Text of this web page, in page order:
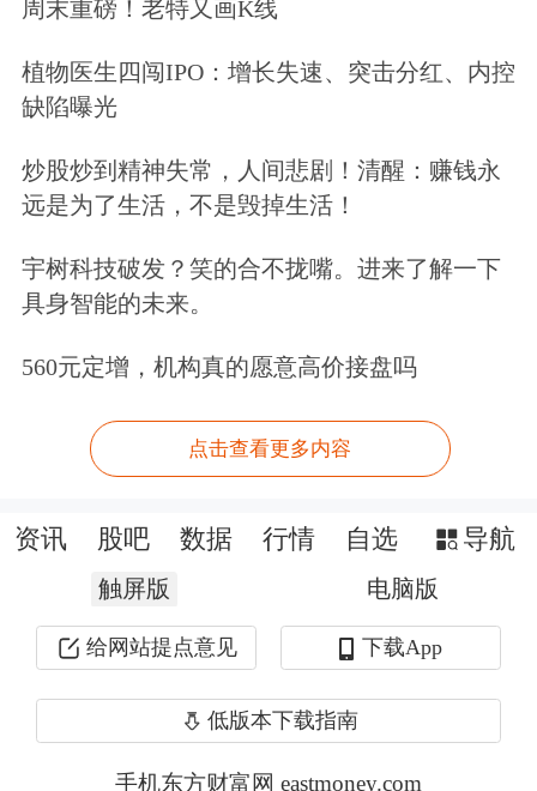
我们发现欧洲客户的询价明显增长。针
对关税问题，阿里国际站通过应用技术
和AI手段，例如利用相关编码，平台能
够精准计算关税，解决叠加关税的报价
问题。”阿里国际站上的户外一站式庭
院综合服务商杭州为家公司总经理熊伟
平对记者表示。
4月15日，淘宝天猫启动“外贸精选”专
项，推出六大举措助外贸商家“外转
内”。淘宝天猫计划面向至少1万家外贸
商家、10万款外贸货源，通过“快捷入
驻、流量和佣金激励扶持、半托管服
务、小二本地化指导、外贸周营销专
场、天猫超市直采”六大举措，助力外
贸商家快速“外转内”。
周末重磅！老特又画K线
植物医生四闯IPO：增长失速、突击分红、内控
缺陷曝光
炒股炒到精神失常，人间悲剧！清醒：赚钱永
远是为了生活，不是毁掉生活！
宇树科技破发？笑的合不拢嘴。进来了解一下
具身智能的未来。
560元定增，机构真的愿意高价接盘吗
点击查看更多内容
资讯 股吧 数据 行情 自选 导航
触屏版 电脑版
给网站提点意见 下载App
低版本下载指南
手机东方财富网 eastmoney.com